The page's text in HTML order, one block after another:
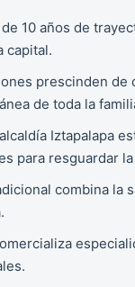
10 años de
capital.
prescinden
de toda la
Iztapalapa
para resguardar
combina la